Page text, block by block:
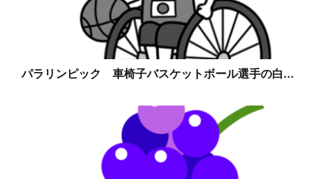
パラリンピック 車椅子バスケットボール選手の白...